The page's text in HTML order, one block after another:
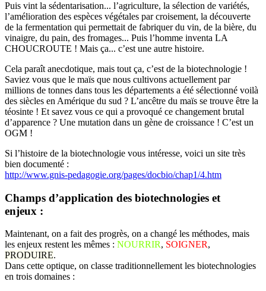
Puis vint la sédentarisation... l’agriculture, la sélection de variétés,
l’amélioration des espèces végétales par croisement, la découverte
de la fermentation qui permettait de fabriquer du vin, de la bière, du
vinaigre, du pain, des fromages... Puis l’homme inventa LA
CHOUCROUTE ! Mais ça... c’est une autre histoire.
Cela paraît anecdotique, mais tout ça, c’est de la biotechnologie !
Saviez vous que le maïs que nous cultivons actuellement par
millions de tonnes dans tous les départements a été sélectionné voilà
des siècles en Amérique du sud ? L’ancêtre du maïs se trouve être la
téosinte ! Et savez vous ce qui a provoqué ce changement brutal
d’apparence ? Une mutation dans un gène de croissance ! C’est un
OGM !
Si l’histoire de la biotechnologie vous intéresse, voici un site très
bien documenté :
http://www.gnis-pedagogie.org/pages/docbio/chap1/4.htm
Champs d’application des biotechnologies et
enjeux :
Maintenant, on a fait des progrès, on a changé les méthodes, mais
les enjeux restent les mêmes : NOURRIR, SOIGNER,
PRODUIRE.
Dans cette optique, on classe traditionnellement les biotechnologies
en trois domaines :